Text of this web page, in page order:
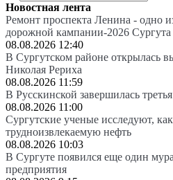
Новостная лента
Ремонт проспекта Ленина - одно
дорожной кампании-2026 Сургута
08.08.2026 12:40
В Сургутском районе открылась
Николая Рериха
08.08.2026 11:59
В Русскинской завершилась
08.08.2026 11:00
Сургутские ученые исследуют,
трудноизвлекаемую нефть
08.08.2026 10:03
В Сургуте появился еще один
предприятия